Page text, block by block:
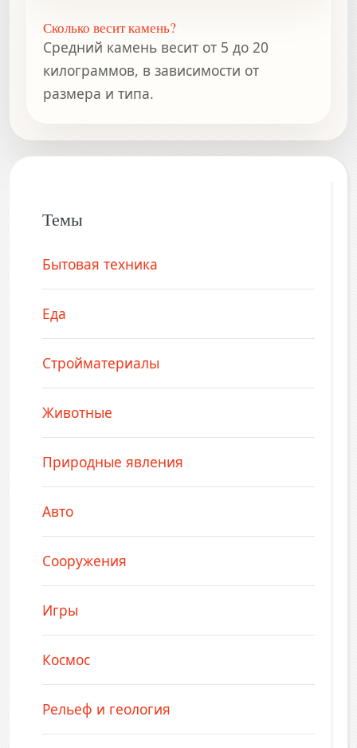
Сколько весит камень?
Средний камень весит от 5 до 20
килограммов, в зависимости от
размера и типа.
Темы
Бытовая техника
Еда
Стройматериалы
Животные
Природные явления
Авто
Сооружения
Игры
Космос
Рельеф и геология